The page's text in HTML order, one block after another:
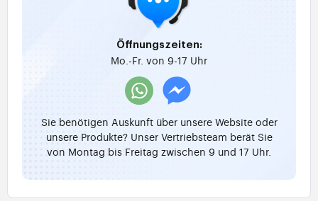
Öffnungszeiten:
Mo.-Fr. von 9-17 Uhr
Sie benötigen Auskunft über unsere Website oder
unsere Produkte? Unser Vertriebsteam berät Sie
von Montag bis Freitag zwischen 9 und 17 Uhr.